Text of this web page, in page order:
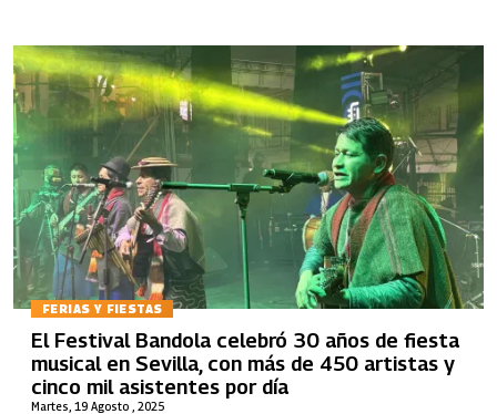
FERIAS Y FIESTAS
Martes, 19 Agosto , 2025
El Festival Bandola celebró 30 años de fiesta
musical en Sevilla, con más de 450 artistas y
cinco mil asistentes por día